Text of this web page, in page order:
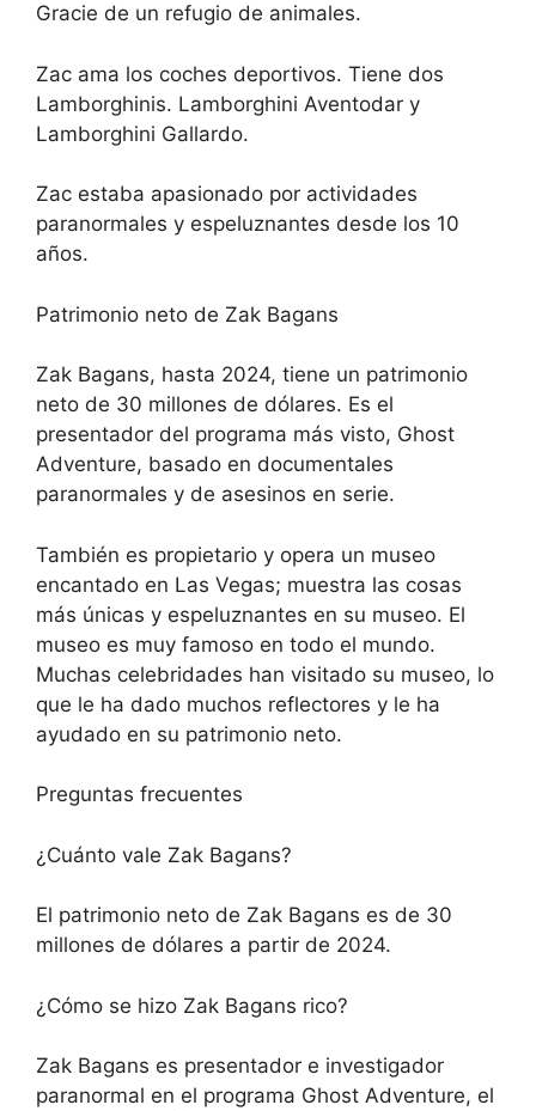
Gracie de un refugio de animales.
Zac ama los coches deportivos. Tiene dos
Lamborghinis. Lamborghini Aventodar y
Lamborghini Gallardo.
Zac estaba apasionado por actividades
paranormales y espeluznantes desde los 10
años.
Patrimonio neto de Zak Bagans
Zak Bagans, hasta 2024, tiene un patrimonio
neto de 30 millones de dólares. Es el
presentador del programa más visto, Ghost
Adventure, basado en documentales
paranormales y de asesinos en serie.
También es propietario y opera un museo
encantado en Las Vegas; muestra las cosas
más únicas y espeluznantes en su museo. El
museo es muy famoso en todo el mundo.
Muchas celebridades han visitado su museo, lo
que le ha dado muchos reflectores y le ha
ayudado en su patrimonio neto.
Preguntas frecuentes
¿Cuánto vale Zak Bagans?
El patrimonio neto de Zak Bagans es de 30
millones de dólares a partir de 2024.
¿Cómo se hizo Zak Bagans rico?
Zak Bagans es presentador e investigador
paranormal en el programa Ghost Adventure, el